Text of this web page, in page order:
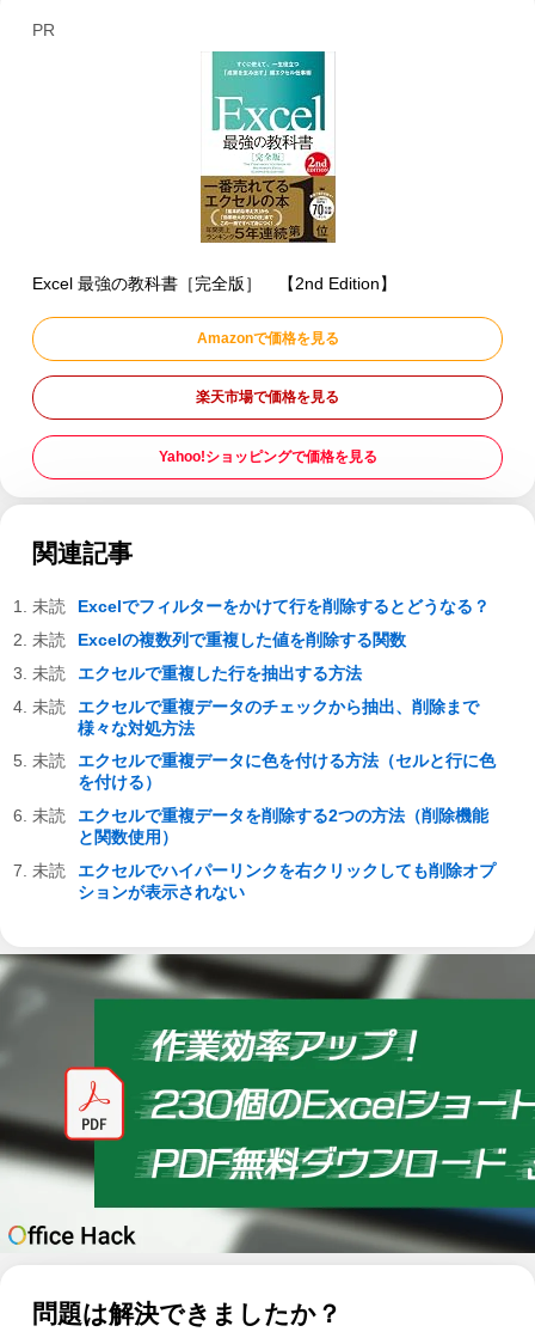
PR
Excel 最強の教科書［完全版］ 【2nd Edition】
Amazonで価格を見る
楽天市場で価格を見る
Yahoo!ショッピングで価格を見る
関連記事
Excelでフィルターをかけて行を削除するとどうなる？
Excelの複数列で重複した値を削除する関数
エクセルで重複した行を抽出する方法
エクセルで重複データのチェックから抽出、削除まで
様々な対処方法
エクセルで重複データに色を付ける方法（セルと行に色
を付ける）
エクセルで重複データを削除する2つの方法（削除機能
と関数使用）
エクセルでハイパーリンクを右クリックしても削除オプ
ションが表示されない
問題は解決できましたか？